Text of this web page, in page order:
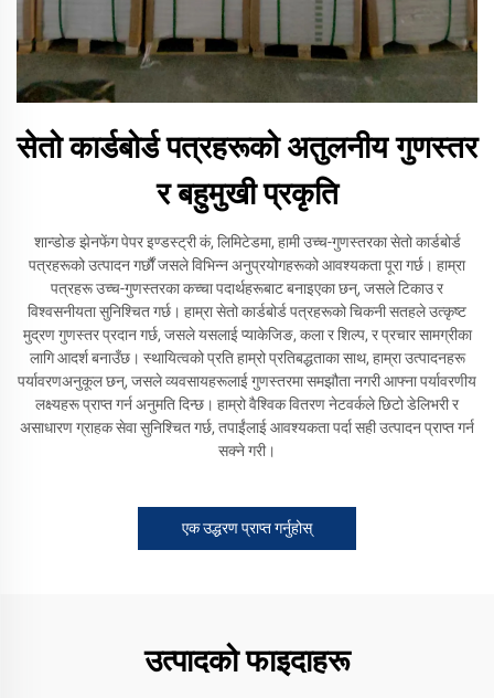
सेतो कार्डबोर्ड पत्रहरूको अतुलनीय गुणस्तर
र बहुमुखी प्रकृति
शान्डोङ झेनफेंग पेपर इण्डस्ट्री कं, लिमिटेडमा, हामी उच्च-गुणस्तरका सेतो कार्डबोर्ड
पत्रहरूको उत्पादन गर्छौं जसले विभिन्न अनुप्रयोगहरूको आवश्यकता पूरा गर्छ। हाम्रा
पत्रहरू उच्च-गुणस्तरका कच्चा पदार्थहरूबाट बनाइएका छन्, जसले टिकाउ र
विश्वसनीयता सुनिश्चित गर्छ। हाम्रा सेतो कार्डबोर्ड पत्रहरूको चिकनी सतहले उत्कृष्ट
मुद्रण गुणस्तर प्रदान गर्छ, जसले यसलाई प्याकेजिङ, कला र शिल्प, र प्रचार सामग्रीका
लागि आदर्श बनाउँछ। स्थायित्वको प्रति हाम्रो प्रतिबद्धताका साथ, हाम्रा उत्पादनहरू
पर्यावरणअनुकूल छन्, जसले व्यवसायहरूलाई गुणस्तरमा समझौता नगरी आफ्ना पर्यावरणीय
लक्ष्यहरू प्राप्त गर्न अनुमति दिन्छ। हाम्रो वैश्विक वितरण नेटवर्कले छिटो डेलिभरी र
असाधारण ग्राहक सेवा सुनिश्चित गर्छ, तपाईंलाई आवश्यकता पर्दा सही उत्पादन प्राप्त गर्न
सक्ने गरी।
एक उद्धरण प्राप्त गर्नुहोस्
उत्पादको फाइदाहरू